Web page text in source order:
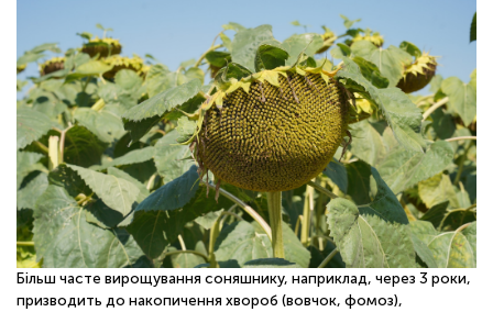
Більш часте вирощування соняшнику, наприклад, через 3 роки,
призводить до накопичення хвороб (вовчок, фомоз),